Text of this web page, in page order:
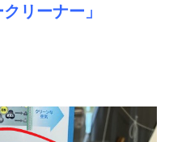
リーナー」